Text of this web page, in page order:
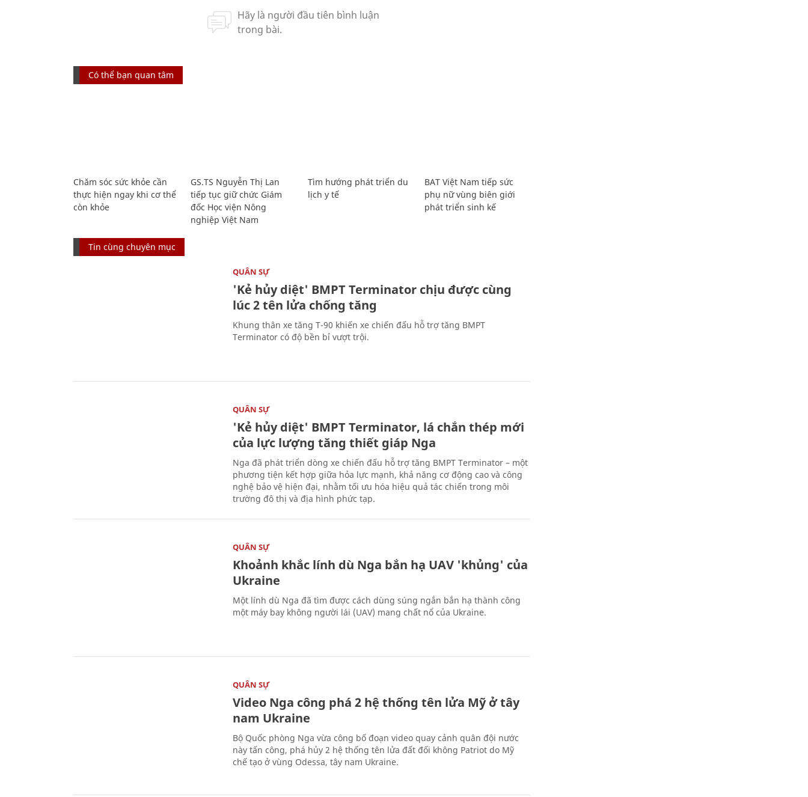
Có thể bạn quan tâm
Chăm sóc sức khỏe cần
thực hiện ngay khi cơ thể
còn khỏe
GS.TS Nguyễn Thị Lan
tiếp tục giữ chức Giám
đốc Học viện Nông
nghiệp Việt Nam
Tìm hướng phát triển du
lịch y tế
BAT Việt Nam tiếp sức
phụ nữ vùng biên giới
phát triển sinh kế
Tin cùng chuyên mục
QUÂN SỰ
'Kẻ hủy diệt' BMPT Terminator chịu được cùng
lúc 2 tên lửa chống tăng
Khung thân xe tăng T-90 khiến xe chiến đấu hỗ trợ tăng BMPT
Terminator có độ bền bỉ vượt trội.
QUÂN SỰ
'Kẻ hủy diệt' BMPT Terminator, lá chắn thép mới
của lực lượng tăng thiết giáp Nga
Nga đã phát triển dòng xe chiến đấu hỗ trợ tăng BMPT Terminator – một
phương tiện kết hợp giữa hỏa lực mạnh, khả năng cơ động cao và công
nghệ bảo vệ hiện đại, nhằm tối ưu hóa hiệu quả tác chiến trong môi
trường đô thị và địa hình phức tạp.
QUÂN SỰ
Khoảnh khắc lính dù Nga bắn hạ UAV 'khủng' của
Ukraine
Một lính dù Nga đã tìm được cách dùng súng ngắn bắn hạ thành công
một máy bay không người lái (UAV) mang chất nổ của Ukraine.
QUÂN SỰ
Video Nga công phá 2 hệ thống tên lửa Mỹ ở tây
nam Ukraine
Bộ Quốc phòng Nga vừa công bố đoạn video quay cảnh quân đội nước
này tấn công, phá hủy 2 hệ thống tên lửa đất đối không Patriot do Mỹ
chế tạo ở vùng Odessa, tây nam Ukraine.